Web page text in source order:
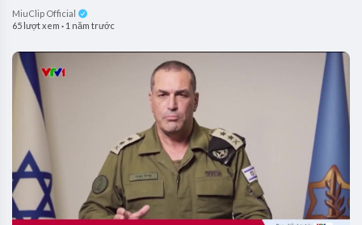
MiuClip Official
65 lượt xem · 1 năm trước